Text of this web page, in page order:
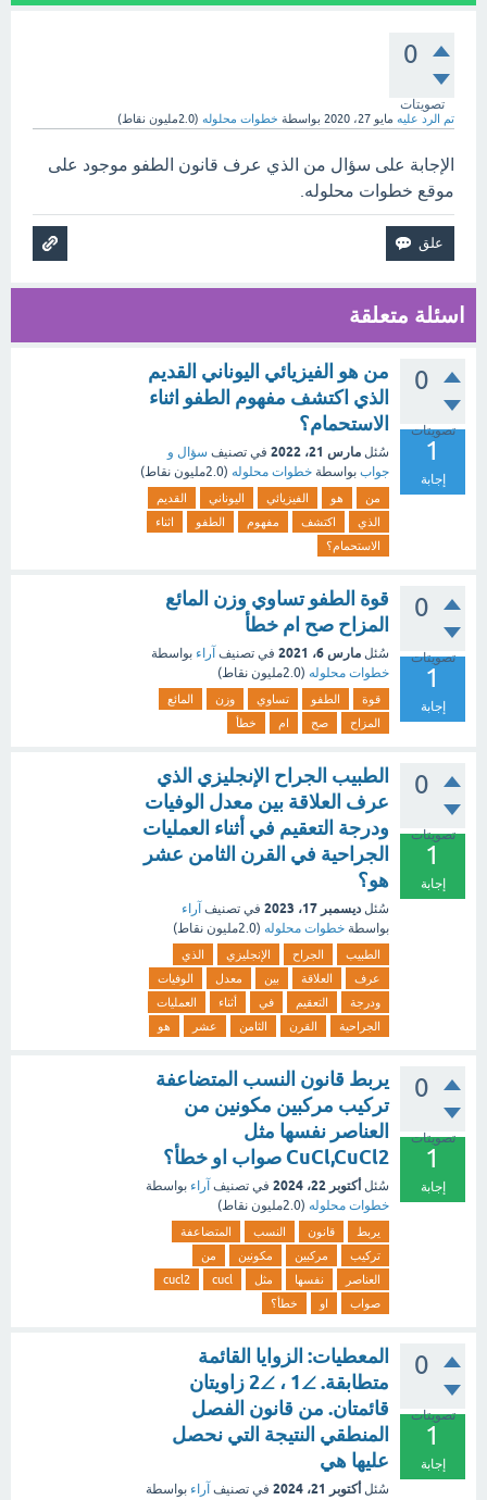
0
تصويتات
تم الرد عليه مايو 27، 2020 بواسطة خطوات محلوله (2.0مليون نقاط)
الإجابة على سؤال من الذي عرف قانون الطفو موجود على
موقع خطوات محلوله.
اسئلة متعلقة
0
تصويتات
1
إجابة
من هو الفيزيائي اليوناني القديم
الذي اكتشف مفهوم الطفو اثناء
الاستحمام؟
سُئل مارس 21، 2022 في تصنيف سؤال و
جواب بواسطة خطوات محلوله (2.0مليون نقاط)
من هو الفيزيائي اليوناني
القديم
الذي
اكتشف مفهوم الطفو
اثناء
الاستحمام؟
0
تصويتات
1
إجابة
قوة الطفو تساوي وزن المائع
المزاح صح ام خطأ
سُئل مارس 6، 2021 في تصنيف آراء بواسطة
خطوات محلوله (2.0مليون نقاط)
قوة الطفو تساوي وزن
المائع
المزاح
صح ام خطأ
0
تصويتات
1
إجابة
الطبيب الجراح الإنجليزي الذي
عرف العلاقة بين معدل الوفيات
ودرجة التعقيم في أثناء العمليات
الجراحية في القرن الثامن عشر
هو؟
سُئل ديسمبر 17، 2023 في تصنيف آراء
بواسطة خطوات محلوله (2.0مليون نقاط)
الطبيب الجراح الإنجليزي
الذي
عرف
العلاقة بين معدل
الوفيات
ودرجة
التعقيم في أثناء
العمليات
الجراحية
القرن الثامن عشر هو
0
تصويتات
1
إجابة
يربط قانون النسب المتضاعفة
تركيب مركبين مكونين من
العناصر نفسها مثل
CuCl,CuCl2 صواب او خطأ؟
سُئل أكتوبر 22، 2024 في تصنيف آراء بواسطة
خطوات محلوله (2.0مليون نقاط)
يربط قانون النسب
المتضاعفة
تركيب
مركبين مكونين
من
العناصر
نفسها مثل cucl
cucl2
صواب
او خطأ؟
0
تصويتات
1
إجابة
المعطيات: الزوايا القائمة
متطابقة. ∠1 ، ∠2 زاويتان
قائمتان. من قانون الفصل
المنطقي النتيجة التي نحصل
عليها هي
سُئل أكتوبر 21، 2024 في تصنيف آراء بواسطة